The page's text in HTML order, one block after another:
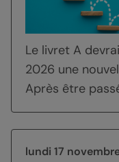
Le livret A
2026 une
Après être
lundi 17